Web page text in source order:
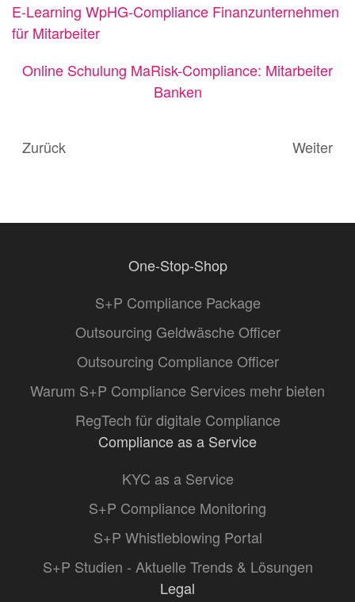
E-Learning WpHG-Compliance Finanzunternehmen
für Mitarbeiter
Online Schulung MaRisk-Compliance: Mitarbeiter
Banken
Zurück Weiter
One-Stop-Shop
S+P Compliance Package
Outsourcing Geldwäsche Officer
Outsourcing Compliance Officer
Warum S+P Compliance Services mehr bieten
RegTech für digitale Compliance
Compliance as a Service
KYC as a Service
S+P Compliance Monitoring
S+P Whistleblowing Portal
S+P Studien - Aktuelle Trends & Lösungen
Legal